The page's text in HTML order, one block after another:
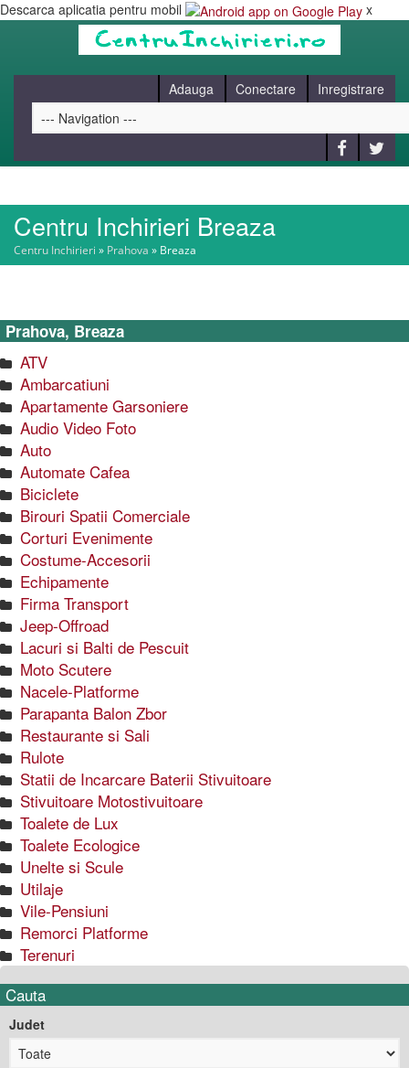
Descarca aplicatia pentru mobil x
Adauga Conectare Inregistrare
HOME
BLOG
CONTACT
Centru Inchirieri Breaza
Centru Inchirieri » Prahova » Breaza
Prahova, Breaza
ATV
Ambarcatiuni
Apartamente Garsoniere
Audio Video Foto
Auto
Automate Cafea
Biciclete
Birouri Spatii Comerciale
Corturi Evenimente
Costume-Accesorii
Echipamente
Firma Transport
Jeep-Offroad
Lacuri si Balti de Pescuit
Moto Scutere
Nacele-Platforme
Parapanta Balon Zbor
Restaurante si Sali
Rulote
Statii de Incarcare Baterii Stivuitoare
Stivuitoare Motostivuitoare
Toalete de Lux
Toalete Ecologice
Unelte si Scule
Utilaje
Vile-Pensiuni
Remorci Platforme
Terenuri
Cauta
Judet